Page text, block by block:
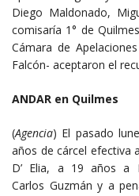
Diego Maldonado,
comisaría 1° de
Cámara de
Falcón- aceptaron el
ANDAR en Quilmes
(Agencia) El pasado
años de cárcel efectiva
D’ Elia, a 19 años a
Carlos Guzmán y a